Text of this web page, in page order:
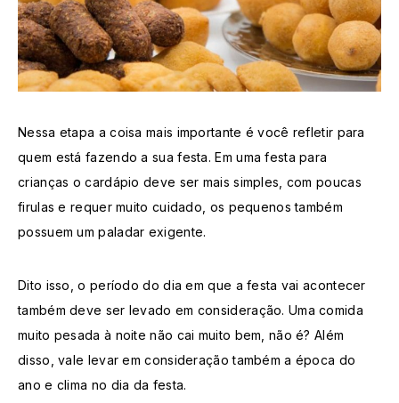
Nessa etapa a coisa mais importante é você refletir para
quem está fazendo a sua festa. Em uma festa para
crianças o cardápio deve ser mais simples, com poucas
firulas e requer muito cuidado, os pequenos também
possuem um paladar exigente.
Dito isso, o período do dia em que a festa vai acontecer
também deve ser levado em consideração. Uma comida
muito pesada à noite não cai muito bem, não é? Além
disso, vale levar em consideração também a época do
ano e clima no dia da festa.